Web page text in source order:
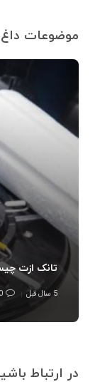
موضوعات داغ
تانک ازت
5 سال قبل 0
در ارتباط